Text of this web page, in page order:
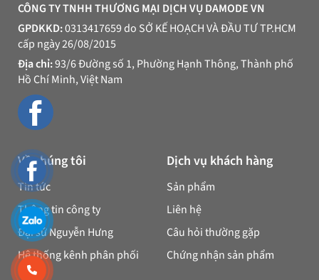
CÔNG TY TNHH THƯƠNG MẠI DỊCH VỤ DAMODE VN
GPDKKD:0313417659 do SỞ KẾ HOẠCH VÀ ĐẦU TƯ TP.HCM
cấp ngày 26/08/2015
Địa chỉ:93/6 Đường số 1, Phường Hạnh Thông, Thành phố
Hồ Chí Minh, Việt Nam
Về chúng tôi
Tin tức
Thông tin công ty
Đại sứ Nguyễn Hưng
Hệ thống kênh phân phối
Dịch vụ khách hàng
Sản phẩm
Liên hệ
Câu hỏi thường gặp
Chứng nhận sản phẩm